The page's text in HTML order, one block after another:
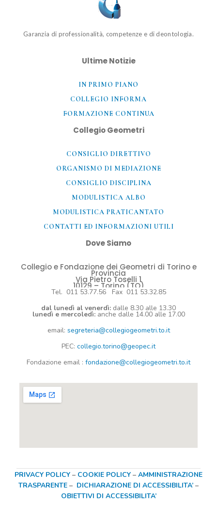
Garanzia di professionalità, competenze e di deontologia.
Ultime Notizie
IN PRIMO PIANO
COLLEGIO INFORMA
FORMAZIONE CONTINUA
Collegio Geometri
CONSIGLIO DIRETTIVO
ORGANISMO DI MEDIAZIONE
CONSIGLIO DISCIPLINA
MODULISTICA ALBO
MODULISTICA PRATICANTATO
CONTATTI ED INFORMAZIONI UTILI​
Dove Siamo
Collegio e Fondazione dei Geometri di Torino e
Provincia
Via Pietro Toselli 1
10129 – Torino (TO)
Tel. 011 53.77.56 Fax 011 53.32.85
dal lunedì al venerdì: dalle 8.30 alle 13.30
lunedì e mercoledì: anche dalle 14.00 alle 17.00
email: segreteria@collegiogeometri.to.it
PEC: collegio.torino@geopec.it
Fondazione email : fondazione@collegiogeometri.to.it
PRIVACY POLICY – COOKIE POLICY – AMMINISTRAZIONE
TRASPARENTE – DICHIARAZIONE DI ACCESSIBILITA’ –
OBIETTIVI DI ACCESSIBILITA’